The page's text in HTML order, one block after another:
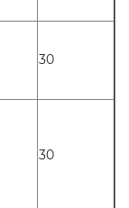
30
30